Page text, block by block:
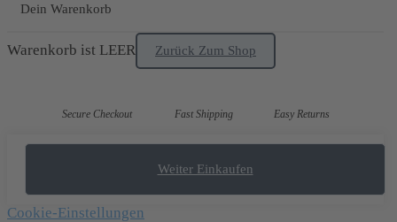
Dein Warenkorb
Warenkorb ist LEER Zurück Zum Shop
Secure Checkout Fast Shipping Easy Returns
Weiter Einkaufen
Cookie-Einstellungen